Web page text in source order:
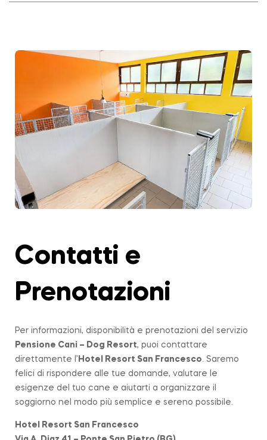
Contatti e
Prenotazioni
Per informazioni, disponibilità e prenotazioni del servizio
Pensione Cani – Dog Resort, puoi contattare
direttamente l’ Hotel Resort San Francesco . Saremo
felici di rispondere alle tue domande, valutare le
esigenze del tuo cane e aiutarti a organizzare il
soggiorno nel modo più semplice e sereno possibile.
Hotel Resort San Francesco